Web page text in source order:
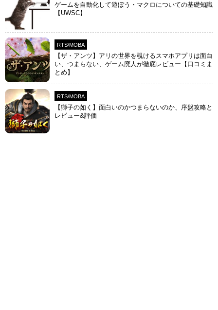
ゲームを自動化して遊ぼう・マクロについての基礎知識
【UWSC】
RTS/MOBA
【ザ・アンツ】アリの世界を覗けるスマホアプリは面白
い、つまらない、ゲーム廃人が徹底レビュー【口コミま
とめ】
RTS/MOBA
【獅子の如く】面白いのかつまらないのか、序盤攻略と
レビュー&評価